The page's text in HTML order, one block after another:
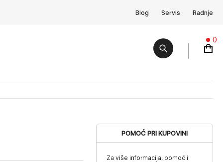
Blog Servis Radnje
0
POMOĆ PRI KUPOVINI
Za više informacija, pomoć i